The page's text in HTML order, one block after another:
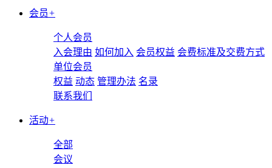
会员+
个人会员
入会理由 如何加入 会员权益 会费标准及交费方式
单位会员
权益 动态 管理办法 名录
联系我们
活动+
全部
会议